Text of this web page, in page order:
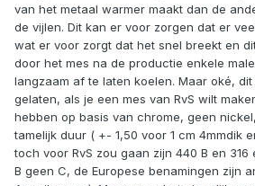
van het metaal warmer maakt dan de
de vijlen. Dit kan er voor zorgen dat er
wat er voor zorgt dat het snel breekt en
door het mes na de productie enkele
langzaam af te laten koelen. Maar oké,
gelaten, als je een mes van RvS wilt
hebben op basis van chrome, geen
tamelijk duur ( +- 1,50 voor 1 cm 4mmdik
toch voor RvS zou gaan zijn 440 B en
B geen C, de Europese benamingen zijn